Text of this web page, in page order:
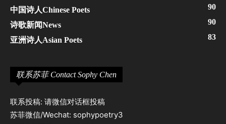
中国诗人Chinese Poets 90
诗歌新闻News 90
亚洲诗人Asian Poets 83
联系苏菲 Contact Sophy Chen
联系投稿: 请微信对话框投稿
苏菲微信/Wechat: sophypoetry3